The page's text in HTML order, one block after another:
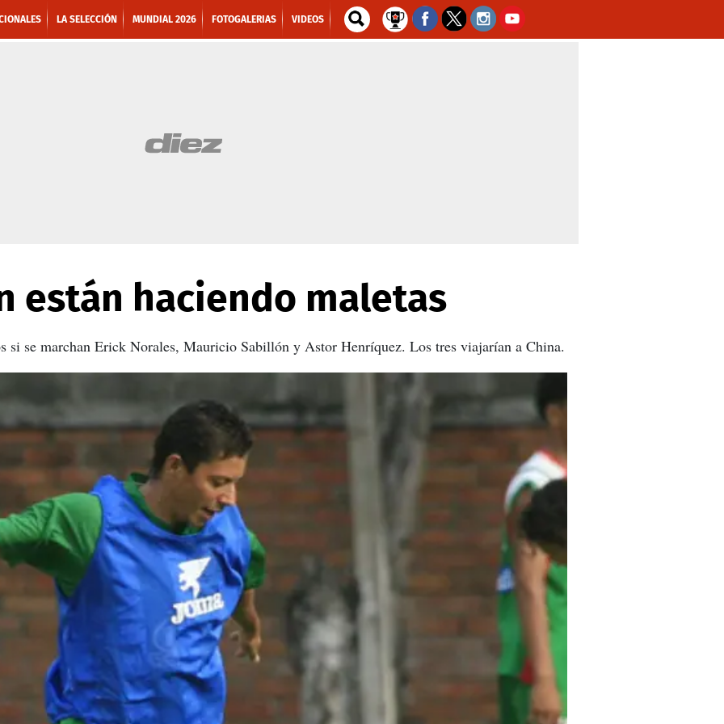
LA SELECCIÓN MUNDIAL 2026 FOTOGALERIAS VIDEOS
están haciendo maletas
si se marchan Erick Norales, Mauricio Sabillón y Astor Henríquez. Los tres viajarían a China.